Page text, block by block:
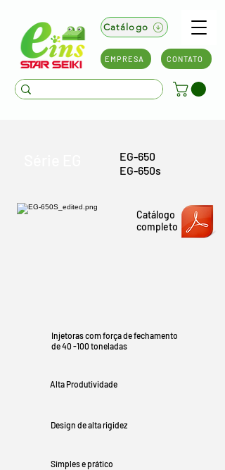
Catálogo
EMPRESA CONTATO
EG-650
EG-650s
Catálogo
completo
Injetoras com força de fechamento
de 40 -100 toneladas
Alta Produtividade
Design de alta rigidez
Simples e prático